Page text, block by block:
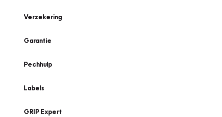
Verzekering
Garantie
Pechhulp
Labels
GRIP Expert